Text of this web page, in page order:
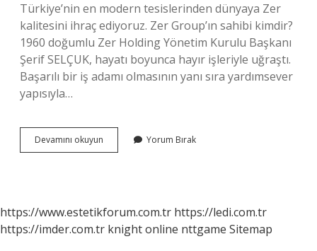
Türkiye’nin en modern tesislerinden dünyaya Zer
kalitesini ihraç ediyoruz. Zer Group’ın sahibi kimdir?
1960 doğumlu Zer Holding Yönetim Kurulu Başkanı
Şerif SELÇUK, hayatı boyunca hayır işleriyle uğraştı.
Başarılı bir iş adamı olmasının yanı sıra yardımsever
yapısıyla…
Devamını okuyun
Salça
Yorum Bırak
https://www.estetikforum.com.tr https://ledi.com.tr
https://imder.com.tr knight online nttgame Sitemap